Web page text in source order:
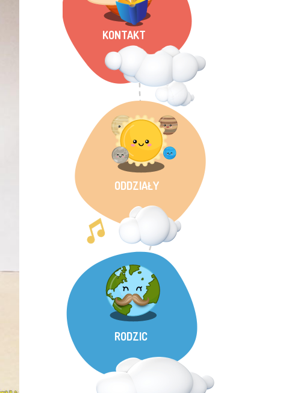
KONTAKT
ODDZIAŁY
RODZIC